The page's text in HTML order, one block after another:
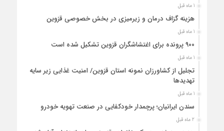
1 ماه قبل
هزینه‌ گزاف درمان و زیرمیزی در بخش خصوصی قزوین
1 ماه قبل
۹۰۰ پرونده برای اغتشاشگران قزوین تشکیل شده است
1 ماه قبل
تجلیل از کشاورزان نمونه استان قزوین/ امنیت غذایی زیر سایه
تهدیدها
1 ماه قبل
سندن ایرانیان؛ پرچمدار خودکفایی در صنعت تهویه خودرو
2 ماه قبل